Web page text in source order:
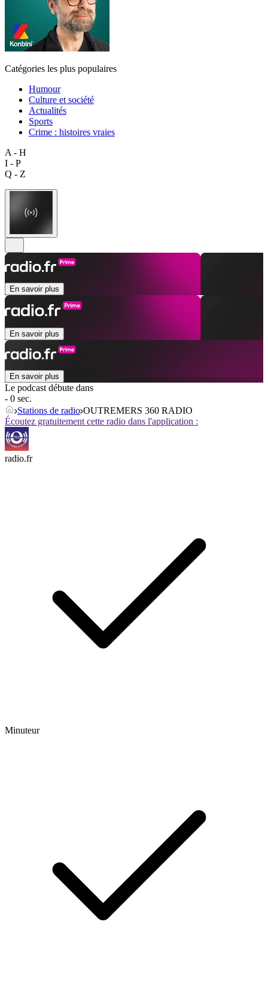
Catégories les plus populaires
Humour
Culture et société
Actualités
Sports
Crime : histoires vraies
A - H
I - P
Q - Z
En savoir plus
En savoir plus
En savoir plus
Le podcast débute dans
- 0 sec.
Stations de radio OUTREMERS 360 RADIO
Écoutez gratuitement cette radio dans l'application :
radio.fr
Minuteur